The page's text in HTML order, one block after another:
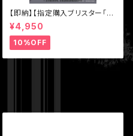
【即納】【指定購入ブリスター「色
違いアスタ（白マント）】【秘境巡
礼】シリーズ【Sunless】スタジ
オ 1/12 BJD ブラインドドール
¥4,950
10%OFF